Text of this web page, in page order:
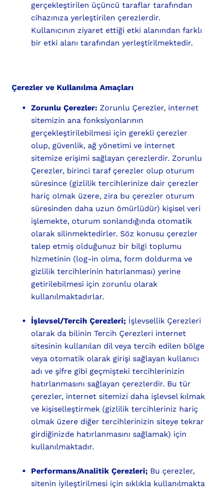
gerçekleştirilen üçüncü taraflar tarafından
cihazınıza yerleştirilen çerezlerdir.
Kullanıcının ziyaret ettiği etki alanından farklı
bir etki alanı tarafından yerleştirilmektedir.
Çerezler ve Kullanılma Amaçları
Zorunlu Çerezler: Zorunlu Çerezler, internet
sitemizin ana fonksiyonlarının
gerçekleştirilebilmesi için gerekli çerezler
olup, güvenlik, ağ yönetimi ve internet
sitemize erişimi sağlayan çerezlerdir. Zorunlu
Çerezler, birinci taraf çerezler olup oturum
süresince (gizlilik tercihlerinize dair çerezler
hariç olmak üzere, zira bu çerezler oturum
süresinden daha uzun ömürlüdür) kişisel veri
işlemekte, oturum sonlandığında otomatik
olarak silinmektedirler. Söz konusu çerezler
talep etmiş olduğunuz bir bilgi toplumu
hizmetinin (log-in olma, form doldurma ve
gizlilik tercihlerinin hatırlanması) yerine
getirilebilmesi için zorunlu olarak
kullanılmaktadırlar.
İşlevsel/Tercih Çerezleri; İşlevsellik Çerezleri
olarak da bilinin Tercih Çerezleri internet
sitesinin kullanılan dil veya tercih edilen bölge
veya otomatik olarak girişi sağlayan kullanıcı
adı ve şifre gibi geçmişteki tercihlerinizin
hatırlanmasını sağlayan çerezlerdir. Bu tür
çerezler, internet sitemizi daha işlevsel kılmak
ve kişiselleştirmek (gizlilik tercihleriniz hariç
olmak üzere diğer tercihlerinizin siteye tekrar
girdiğinizde hatırlanmasını sağlamak) için
kullanılmaktadır.
Performans/Analitik Çerezleri; Bu çerezler,
sitenin iyileştirilmesi için sıklıkla kullanılmakta